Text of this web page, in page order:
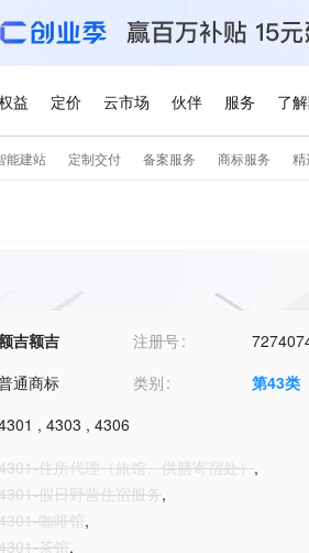
吉额吉 注册号
通商标 类别 第43类
, 4303 , 4306
住所代理（旅馆、供膳寄宿处）,
假日野营住宿服务,
咖啡馆,
茶馆,